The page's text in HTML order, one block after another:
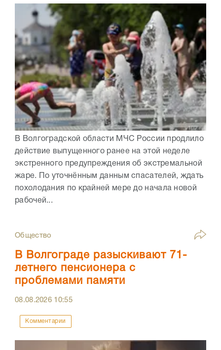
В Волгоградской области МЧС России продлило
действие выпущенного ранее на этой неделе
экстренного предупреждения об экстремальной
жаре. По уточнённым данным спасателей, ждать
похолодания по крайней мере до начала новой
рабочей...
Общество
В Волгограде разыскивают 71-
летнего пенсионера с
проблемами памяти
08.08.2026 10:55
Комментарии